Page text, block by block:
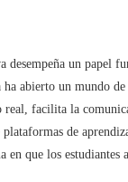
desempeña un papel
abierto un mundo
facilita la
plataformas de
en que los estudiantes